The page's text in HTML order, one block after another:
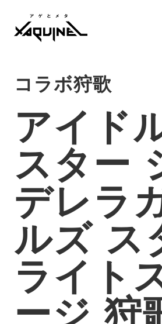
コラボ狩歌
アイド
スター
デレラ
ルズ ス
ライト
ージ 狩